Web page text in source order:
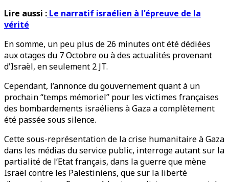
Lire aussi : Le narratif israélien à l'épreuve de la
vérité
En somme, un peu plus de 26 minutes ont été dédiées
aux otages du 7 Octobre ou à des actualités provenant
d'Israël, en seulement 2 JT.
Cependant, l’annonce du gouvernement quant à un
prochain “temps mémoriel” pour les victimes françaises
des bombardements israéliens à Gaza a complètement
été passée sous silence.
Cette sous-représentation de la crise humanitaire à Gaza
dans les médias du service public, interroge autant sur la
partialité de l’Etat français, dans la guerre que mène
Israël contre les Palestiniens, que sur la liberté